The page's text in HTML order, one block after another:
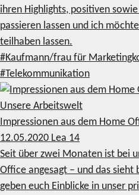
ihren Highlights, positiven
passieren lassen und ich
teilhaben lassen.
#Kaufmann/frau für
#Telekommunikation
Unsere Arbeitswelt
Impressionen aus dem Home
12.05.2020 Lea 14
Seit über zwei Monaten ist bei
Office angesagt – und das sieht
geben euch Einblicke in unser